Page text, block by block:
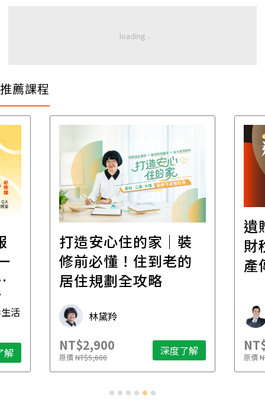
推薦課程
活
解
打造安心住的家｜裝
修前必懂！住到老的
居住規劃全攻略
林黛羚
NT$2,900
原價NT$5,600 深度了解
遺
財
產
原價